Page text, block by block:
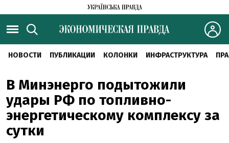
НОВОСТИ ПУБЛИКАЦИИ КОЛОНКИ ИНФРАСТРУКТУРА
В Минэнерго подытожили
удары РФ по топливно-
энергетическому комплексу за
сутки